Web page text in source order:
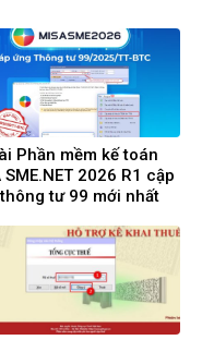
Phần mềm kế toán
SME.NET 2026 R1 cập
tư 99 mới nhất
Download cài đặt